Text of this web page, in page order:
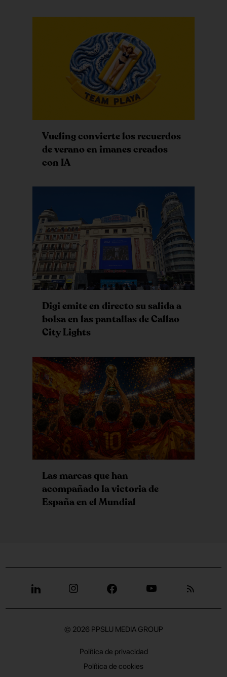
Vueling convierte los recuerdos
de verano en imanes creados
con IA
Digi emite en directo su salida a
bolsa en las pantallas de Callao
City Lights
Las marcas que han
acompañado la victoria de
España en el Mundial
© 2026 PPSLU MEDIA GROUP
Política de privacidad
Política de cookies